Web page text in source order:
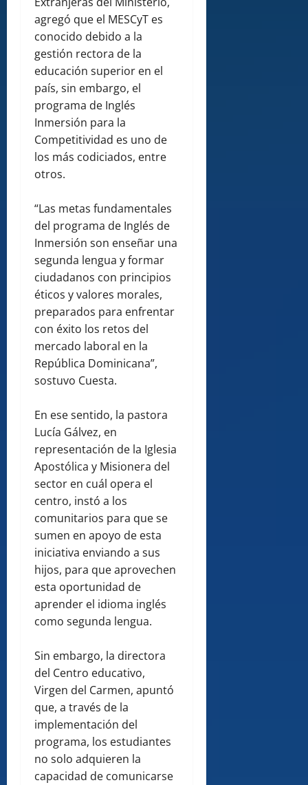
agregó que el MESCyT es
conocido debido a la
gestión rectora de la
educación superior en el
país, sin embargo, el
programa de Inglés
Inmersión para la
Competitividad es uno de
los más codiciados, entre
otros.
“Las metas fundamentales
del programa de Inglés de
Inmersión son enseñar una
segunda lengua y formar
ciudadanos con principios
éticos y valores morales,
preparados para enfrentar
con éxito los retos del
mercado laboral en la
República Dominicana”,
sostuvo Cuesta.
En ese sentido, la pastora
Lucía Gálvez, en
representación de la Iglesia
Apostólica y Misionera del
sector en cuál opera el
centro, instó a los
comunitarios para que se
sumen en apoyo de esta
iniciativa enviando a sus
hijos, para que aprovechen
esta oportunidad de
aprender el idioma inglés
como segunda lengua.
Sin embargo, la directora
del Centro educativo,
Virgen del Carmen, apuntó
que, a través de la
implementación del
programa, los estudiantes
no solo adquieren la
capacidad de comunicarse